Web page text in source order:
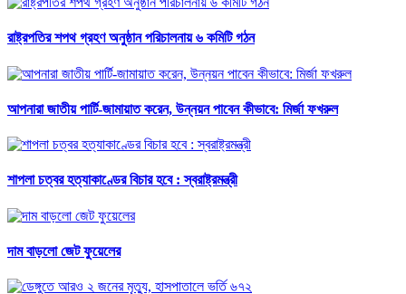
রাষ্ট্রপতির শপথ গ্রহণ অনুষ্ঠান পরিচালনায় ৬ কমিটি গঠন
আপনারা জাতীয় পার্টি-জামায়াত করেন, উন্নয়ন পাবেন কীভাবে: মির্জা ফখরুল
শাপলা চত্বর হত্যাকাণ্ডের বিচার হবে : স্বরাষ্ট্রমন্ত্রী
দাম বাড়লো জেট ফুয়েলের